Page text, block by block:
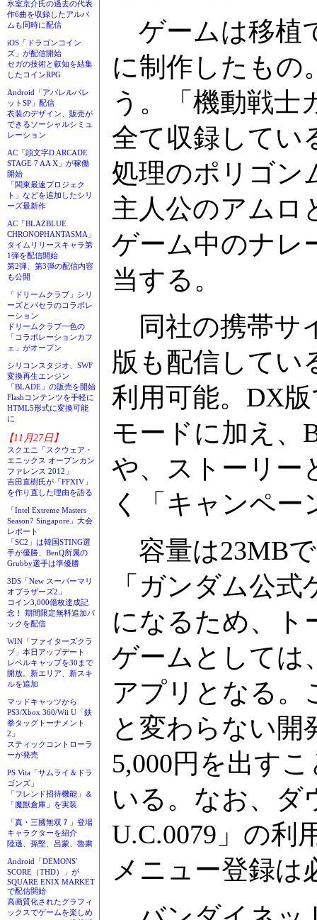
氷室京介氏の過去の代表
作6曲を収録したアルバ
ムも同時に配信
iOS「ドラゴンコイン
ズ」が配信開始
セガの技術と叡知を結集
したコインRPG
Android「アパレルパレ
ットSP」配信
衣装のデザイン、販売が
できるソーシャルシミュ
レーション
AC「頭文字D ARCADE
STAGE 7 AA X」が稼働
開始
「関東最速プロジェク
ト」などを追加したシリ
ーズ最新作
AC「BLAZBLUE
CHRONOPHANTASMA」
タイムリリースキャラ第
1弾を配信開始
第2弾、第3弾の配信内容
も公開
「ドリームクラブ」シリ
ーズとパセラのコラボレ
ーション
ドリームクラブ一色の
「コラボレーションカフ
ェ」がオープン
シリコンスタジオ、SWF
変換再生エンジン
「BLADE」の販売を開始
Flashコンテンツを手軽に
HTML5形式に変換可能
に
【11月27日】
スクエニ「スクウェア・
エニックス オープンカン
ファレンス 2012」
吉田直樹氏が「FFXIV」
を作り直した理由を語る
「Intel Extreme Masters
Season7 Singapore」大会
レポート
「SC2」は韓国STING選
手が優勝、BenQ所属の
Grubby選手は準優勝
3DS「New スーパーマリ
オブラザーズ2」
コイン3,000億枚達成記
念！ 期間限定無料追加パ
ックを配信
WIN「ファイターズクラ
ブ」本日アップデート
レベルキャップを30まで
開放。新エリア、新スキ
ルを追加
マッドキャッツから
PS3/Xbox 360/Wii U「鉄
拳タッグトーナメント
2」
スティックコントローラ
ーが発売
PS Vita「サムライ＆ドラ
ゴンズ」
「フレンド招待機能」＆
「魔獣倉庫」を実装
「真・三國無双７」登場
キャラクターを紹介
陸遜、孫堅、呂蒙、魯粛
Android「DEMONS'
SCORE（THD）」が
SQUARE ENIX MARKET
で配信開始
高画質化されたグラフィ
ックスでゲームを楽しめ
ゲームは移植
に制作したもの
う。「機動戦士
全て収録してい
処理のポリゴン
主人公のアムロ
ゲーム中のナレ
当する。
同社の携帯サ
版も配信してい
利用可能。DX
モードに加え、
や、ストーリー
く「キャンペ
容量は23MBで
「ガンダム公
になるため、ト
ゲームとしては
アプリとなる。
と変わらない開
5,000円を出す
いる。なお、ダ
U.C.0079」の利
メニュー登録は